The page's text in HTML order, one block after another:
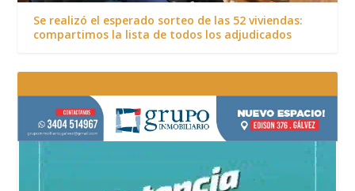
Se realizó el esperado sorteo de las 52 viviendas:
compartimos la lista de todos los adjudicados